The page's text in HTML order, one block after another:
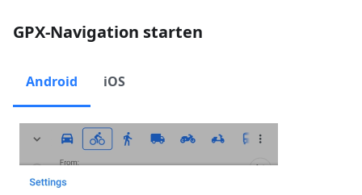
GPX-Navigation starten
Android iOS